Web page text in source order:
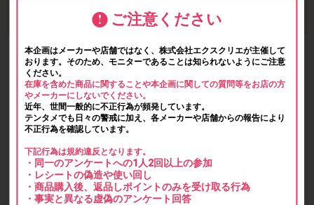
ご注意ください
本企画はメーカーや店舗ではなく、株式会社エクスクリエが主催して
おります。そのため、モニターであることは知られないようにご注意
ください。
在庫を含めた商品に関することや本企画に関しての質問等をお店の方
やメーカーにしないでください。
近年、世間一般的に不正行為が頻発しています。
テンタメでも日々の警戒に加え、各メーカーや店舗からの報告により
不正行為を確認しています。
下記行為は規約違反となります。
・同一のアンケートへの1人2回以上の参加
・レシートの偽造や使い回し
・商品購入後、返品しポイントのみを受け取る行為
・事実と異なる虚偽のアンケート回答